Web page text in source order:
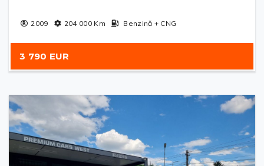
2009 204 000Km Benzină + CNG
3 790 EUR